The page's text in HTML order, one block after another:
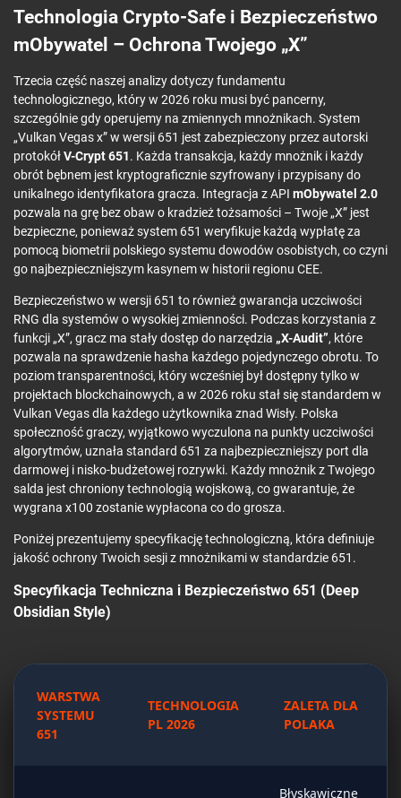
Technologia Crypto-Safe i Bezpieczeństwo
mObywatel – Ochrona Twojego „X”
Trzecia część naszej analizy dotyczy fundamentu
technologicznego, który w 2026 roku musi być pancerny,
szczególnie gdy operujemy na zmiennych mnożnikach. System
„Vulkan Vegas x” w wersji 651 jest zabezpieczony przez autorski
protokółV-Crypt 651. Każda transakcja, każdy mnożnik i każdy
obrót bębnem jest kryptograficznie szyfrowany i przypisany do
unikalnego identyfikatora gracza. Integracja z API mObywatel 2.0
pozwala na grę bez obaw o kradzież tożsamości – Twoje „X” jest
bezpieczne, ponieważ system 651 weryfikuje każdą wypłatę za
pomocą biometrii polskiego systemu dowodów osobistych, co czyni
go najbezpieczniejszym kasynem w historii regionu CEE.
Bezpieczeństwo w wersji 651 to również gwarancja uczciwości
RNG dla systemów o wysokiej zmienności. Podczas korzystania z
funkcji „X”, gracz ma stały dostęp do narzędzia „X-Audit”, które
pozwala na sprawdzenie hasha każdego pojedynczego obrotu. To
poziom transparentności, który wcześniej był dostępny tylko w
projektach blockchainowych, a w 2026 roku stał się standardem w
Vulkan Vegas dla każdego użytkownika znad Wisły. Polska
społeczność graczy, wyjątkowo wyczulona na punkty uczciwości
algorytmów, uznała standard 651 za najbezpieczniejszy port dla
darmowej i nisko-budżetowej rozrywki. Każdy mnożnik z Twojego
salda jest chroniony technologią wojskową, co gwarantuje, że
wygrana x100 zostanie wypłacona co do grosza.
Poniżej prezentujemy specyfikację technologiczną, która definiuje
jakość ochrony Twoich sesji z mnożnikami w standardzie 651.
Specyfikacja Techniczna i Bezpieczeństwo 651 (Deep
Obsidian Style)
WARSTWA
SYSTEMU
651
TECHNOLOGIA
PL 2026
ZALETA DLA
POLAKA
Błyskawiczne